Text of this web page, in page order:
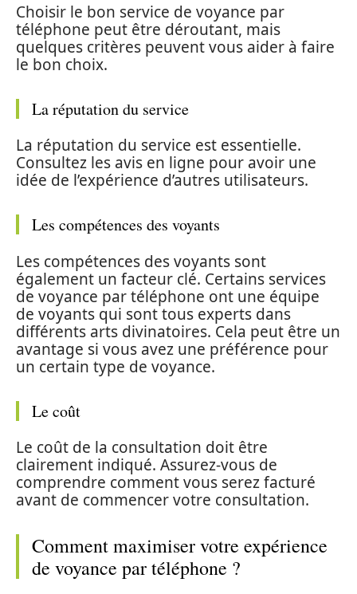
Choisir le bon service de voyance par
téléphone peut être déroutant, mais
quelques critères peuvent vous aider à faire
le bon choix.
La réputation du service
La réputation du service est essentielle.
Consultez les avis en ligne pour avoir une
idée de l’expérience d’autres utilisateurs.
Les compétences des voyants
Les compétences des voyants sont
également un facteur clé. Certains services
de voyance par téléphone ont une équipe
de voyants qui sont tous experts dans
différents arts divinatoires. Cela peut être un
avantage si vous avez une préférence pour
un certain type de voyance.
Le coût
Le coût de la consultation doit être
clairement indiqué. Assurez-vous de
comprendre comment vous serez facturé
avant de commencer votre consultation.
Comment maximiser votre expérience
de voyance par téléphone ?